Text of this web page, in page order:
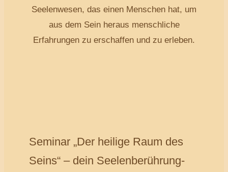
Seelenwesen, das einen Menschen hat, um
aus dem Sein heraus menschliche
Erfahrungen zu erschaffen und zu erleben.
Seminar „Der heilige Raum des
Seins“ – dein Seelenberührung-